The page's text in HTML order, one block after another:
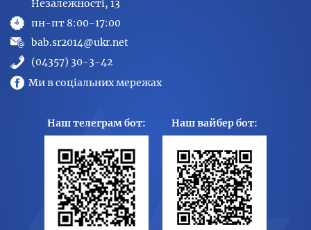
Незалежності, 13
пн-пт 8:00-17:00
bab.sr2014@ukr.net
(04357) 30-3-42
Ми в соціальних мережах
Наш телеграм бот: Наш вайбер бот: